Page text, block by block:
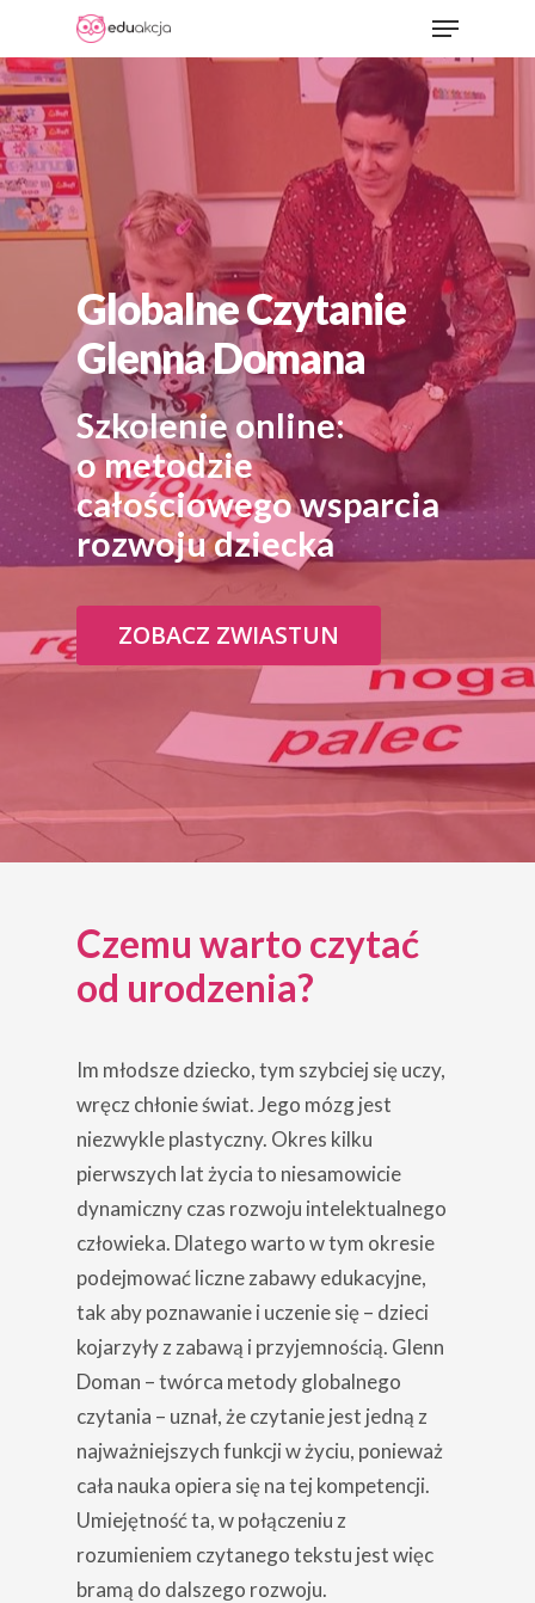
main
content
Menu
Globalne Czytanie
Glenna Domana
Szkolenie online:
o metodzie
całościowego wsparcia
rozwoju dziecka
ZOBACZ ZWIASTUN
Czemu warto czytać
od urodzenia?
Im młodsze dziecko, tym szybciej się uczy,
wręcz chłonie świat. Jego mózg jest
niezwykle plastyczny. Okres kilku
pierwszych lat życia to niesamowicie
dynamiczny czas rozwoju intelektualnego
człowieka. Dlatego warto w tym okresie
podejmować liczne zabawy edukacyjne,
tak aby poznawanie i uczenie się – dzieci
kojarzyły z zabawą i przyjemnością. Glenn
Doman – twórca metody globalnego
czytania – uznał, że czytanie jest jedną z
najważniejszych funkcji w życiu, ponieważ
cała nauka opiera się na tej kompetencji.
Umiejętność ta, w połączeniu z
rozumieniem czytanego tekstu jest więc
bramą do dalszego rozwoju.
Close
Menu